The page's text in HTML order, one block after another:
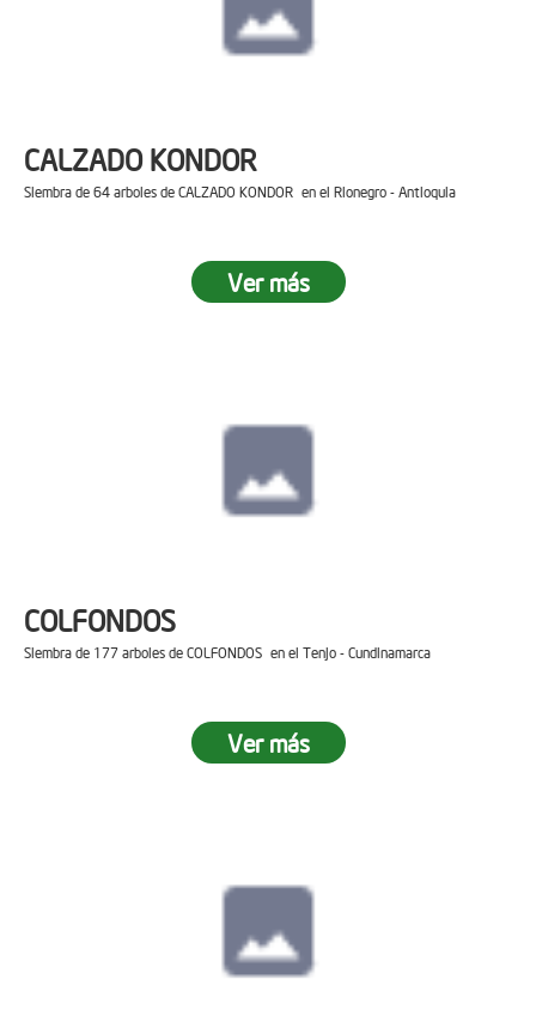
CALZADO KONDOR
Siembra de 64 arboles de CALZADO KONDOR en el Rionegro - Antioquia
Ver más
COLFONDOS
Siembra de 177 arboles de COLFONDOS en el Tenjo - Cundinamarca
Ver más